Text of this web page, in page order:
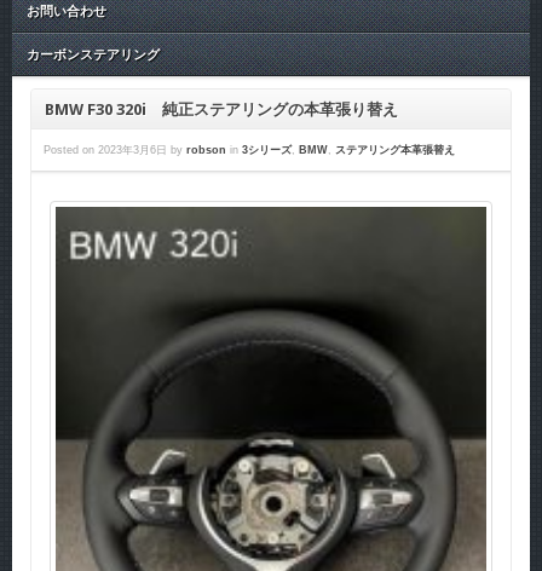
お問い合わせ
カーボンステアリング
BMW F30 320i 純正ステアリングの本革張り替え
Posted on 2023年3月6日 by robson in 3シリーズ, BMW, ステアリング本革張替え